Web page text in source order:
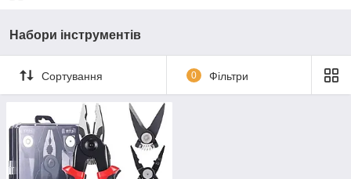
Набори інструментів
Сортування 0 Фільтри